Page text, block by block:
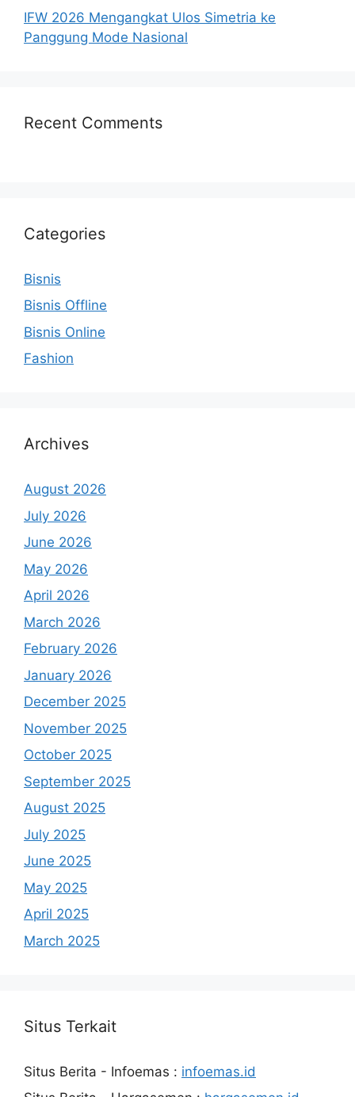
IFW 2026 Mengangkat Ulos Simetria ke
Panggung Mode Nasional
Recent Comments
Categories
Bisnis
Bisnis Offline
Bisnis Online
Fashion
Archives
August 2026
July 2026
June 2026
May 2026
April 2026
March 2026
February 2026
January 2026
December 2025
November 2025
October 2025
September 2025
August 2025
July 2025
June 2025
May 2025
April 2025
March 2025
Situs Terkait
Situs Berita - Infoemas : infoemas.id